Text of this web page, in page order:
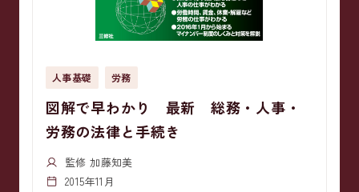
人事基礎 労務
図解で早わかり 最新 総務・人事・
労務の法律と手続き
監修 加藤知美
2015年11月